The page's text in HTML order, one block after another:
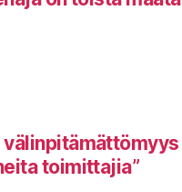
välinpitämättömyys
toimittajia”